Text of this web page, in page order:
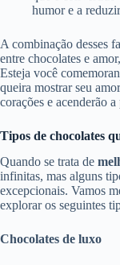
humor e a
A combinação desses
entre chocolates e
Esteja você
queira mostrar seu
corações e acenderão a
Tipos de chocolates
Quando se trata de
infinitas, mas alguns
excepcionais. Vamos
explorar os seguintes
Chocolates de luxo